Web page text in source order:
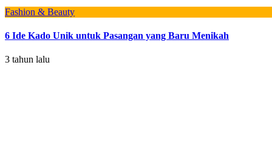
Fashion & Beauty
6 Ide Kado Unik untuk Pasangan yang Baru Menikah
3 tahun lalu